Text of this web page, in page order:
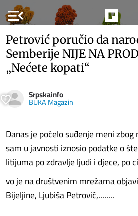
menu_open
Petrović poručio da
Semberije NIJE NA
„Nećete kopati“
Srpskainfo
BUKA Magazin
Danas je počelo suđenje meni
sam u javnosti iznosio podatke o
litijuma po zdravlje ljudi i djece, po
vo je na društvenim mrežama
Bijeljine, Ljubiša Petrović,........